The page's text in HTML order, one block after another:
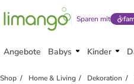
Sparen mit
Angebote Babys Kinder
Shop Home & Living Dekoration